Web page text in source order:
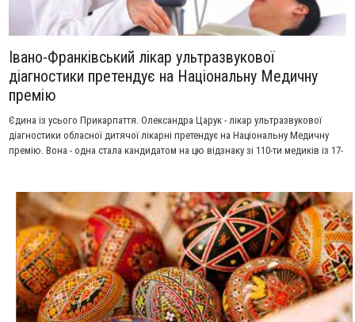
Івано-Франківський лікар ультразвукової
діагностики претендує на Національну Медичну
премію
Єдина із усього Прикарпаття. Олександра Царук - лікар ультразвукової
діагностики обласної дитячої лікарні претендує на Національну Медичну
премію. Вона - одна стала кандидатом на цю відзнаку зі 110-ти медиків із 17-